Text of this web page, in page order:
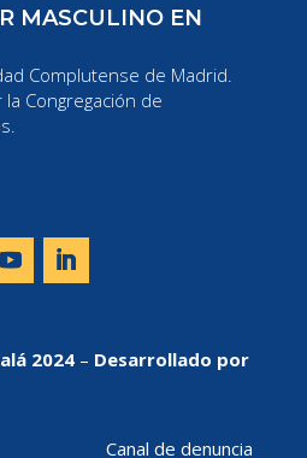
MASCULINO EN
Complutense de Madrid.
Congregación de
2024– Desarrollado por
Canal de denuncia